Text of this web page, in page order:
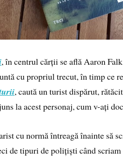
, în centrul cărții se află Aaron
cu propriul trecut, în timp ce
, caută un turist dispărut,
la acest personaj, cum v-ați
cu normă întreagă înainte să
de tipuri de polițiști când